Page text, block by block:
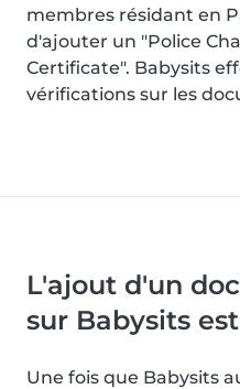
membres résidant en
d'ajouter un "Police
Certificate". Babysits
vérifications sur les
L'ajout d'un
sur Babysits
Une fois que Babysits